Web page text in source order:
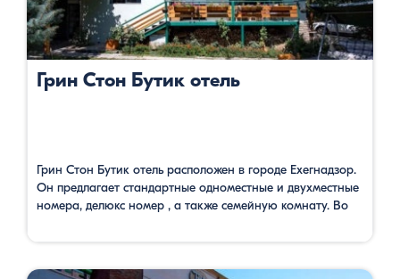
Грин Стон Бутик отель
Грин Стон Бутик отель расположен в городе Ехегнадзор.
Он предлагает стандартные одноместные и двухместные
номера, делюкс номер , а также семейную комнату. Во